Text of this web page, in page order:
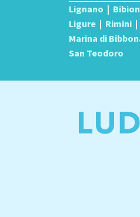
Lignano |
Ligure | Rimini |
Marina di
San Teodoro